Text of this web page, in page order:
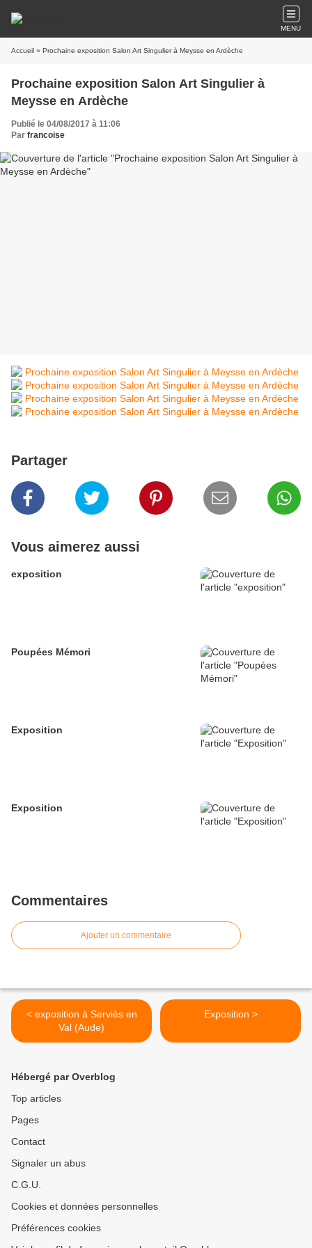
MENU
Accueil » Prochaine exposition Salon Art Singulier à Meysse en Ardèche
Prochaine exposition Salon Art Singulier à
Meysse en Ardèche
Publié le 04/08/2017 à 11:06
Par francoise
Partager
Vous aimerez aussi
exposition
Poupées Mémori
Exposition
Exposition
Commentaires
Ajouter un commentaire
< exposition à Serviès en
Val (Aude)
Exposition >
Hébergé par Overblog
Top articles
Pages
Contact
Signaler un abus
C.G.U.
Cookies et données personnelles
Préférences cookies